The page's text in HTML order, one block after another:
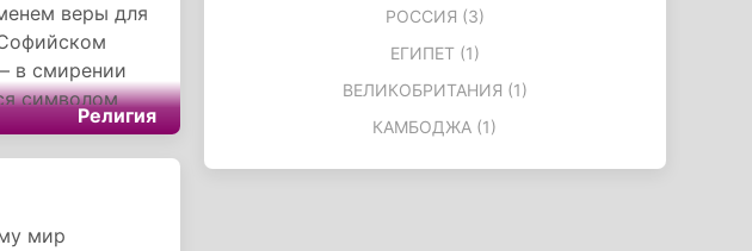
веры для
в смирении
символом
веков.
Религия
мир
РОССИЯ (3)
ЕГИПЕТ (1)
ВЕЛИКОБРИТАНИЯ (1)
КАМБОДЖА (1)